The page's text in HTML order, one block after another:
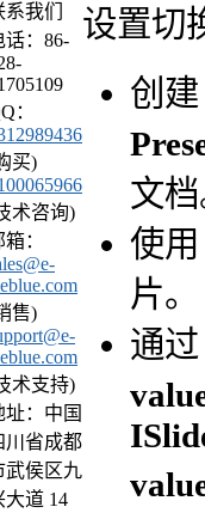
设置切
创
文
使
片。
通
系我们
话：86-
：
买)
术咨询)
箱：
售)
术支持)
址：中国
川省成都
武侯区九
大道 14